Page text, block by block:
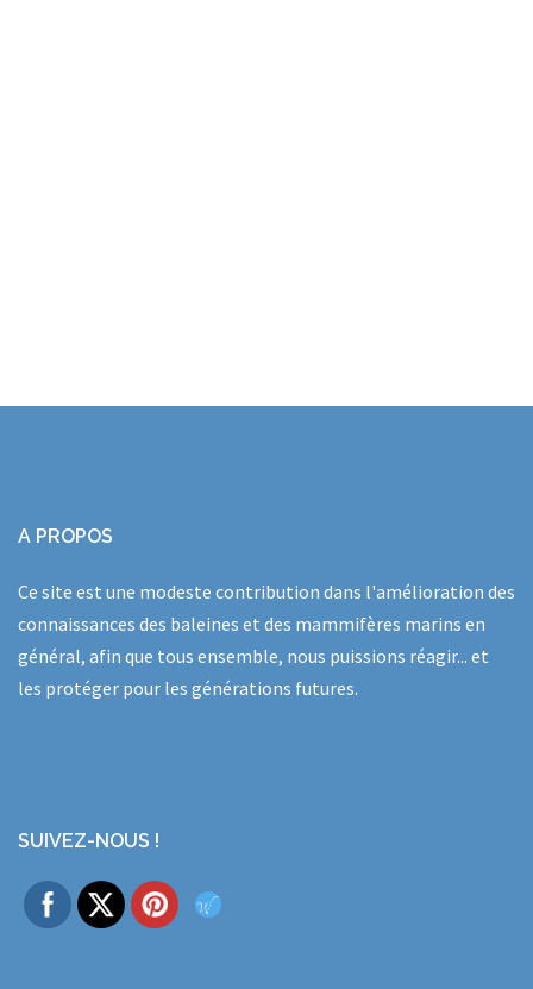
A PROPOS
Ce site est une modeste contribution dans l'amélioration des
connaissances des baleines et des mammifères marins en
général, afin que tous ensemble, nous puissions réagir... et
les protéger pour les générations futures.
SUIVEZ-NOUS !